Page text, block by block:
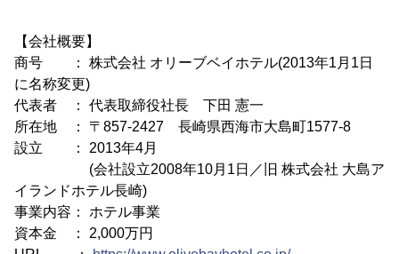
【会社概要】
商号 ： 株式会社 オリーブベイホテル(2013年1月1日
に名称変更)
代表者 ： 代表取締役社長 下田 憲一
所在地 ： 〒857-2427 長崎県西海市大島町1577-8
設立 ： 2013年4月
(会社設立2008年10月1日／旧 株式会社 大島ア
イランドホテル長崎)
事業内容： ホテル事業
資本金 ： 2,000万円